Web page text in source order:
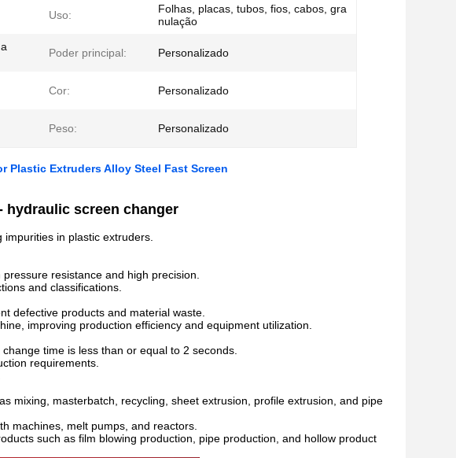
Uso:
Folhas, placas, tubos, fios, cabos, gra
nulação
Poder principal: Personalizado
Cor: Personalizado
Peso: Personalizado
Plastic Extruders Alloy Steel Fast Screen
hydraulic screen changer
in plastic extruders.
resistance and high precision.
and classifications.
defective products and material waste.
improving production efficiency and equipment utilization.
time is less than or equal to 2 seconds.
requirements.
mixing, masterbatch, recycling, sheet extrusion, profile extrusion, and pipe
machines, melt pumps, and reactors.
such as film blowing production, pipe production, and hollow product